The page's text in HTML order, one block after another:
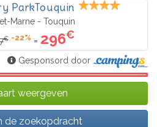
ParkTouquin
Marne - Touquin
€ -22% = 296€
Gesponsord door
weergeven
de zoekopdracht